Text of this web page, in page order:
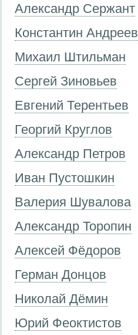
Александр Сержант
Константин Андреев
Михаил Штильман
Сергей Зиновьев
Евгений Терентьев
Георгий Круглов
Александр Петров
Иван Пустошкин
Валерия Шувалова
Александр Торопин
Алексей Фёдоров
Герман Донцов
Николай Дёмин
Юрий Феоктистов